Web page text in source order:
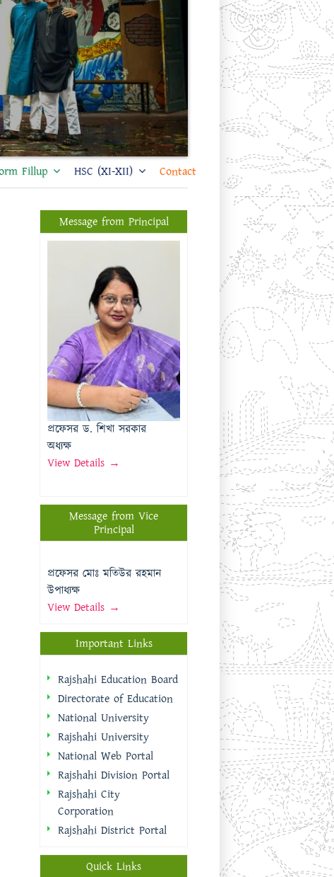
Form Fillup HSC (XI-XII) Contact
Message from Principal
প্রফেসর ড. শিখা সরকার
অধ্যক্ষ
View Details →
Message from Vice
Principal
প্রফেসর মোঃ মতিউর রহমান
Important Links
Rajshahi Education Board
Directorate of Education
National University
National Web Portal
Rajshahi City
Corporation
Rajshahi District Portal
Quick Links
প্রধানমন্ত্রীর কার্যালয়
রাষ্ট্রপতির কার্যালয়
মন্ত্রিপরিষদ বিভাগ
অর্থ মন্ত্রণালয়